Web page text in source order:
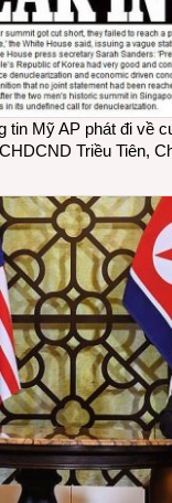
tin Mỹ AP phát đi về
Triều Tiên,